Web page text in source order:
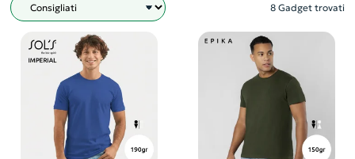
Filtro 8 Gadget trovati